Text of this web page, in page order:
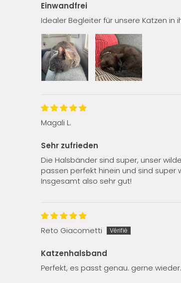
Einwandfrei
Idealer Begleiter für unsere Katzen
Magali L.
Sehr zufrieden
Die Halsbänder sind super, unser
passen perfekt hinein und sind super
Insgesamt also sehr gut!
Reto Giacometti
Katzenhalsband
Perfekt, es passt genau. gerne wieder.